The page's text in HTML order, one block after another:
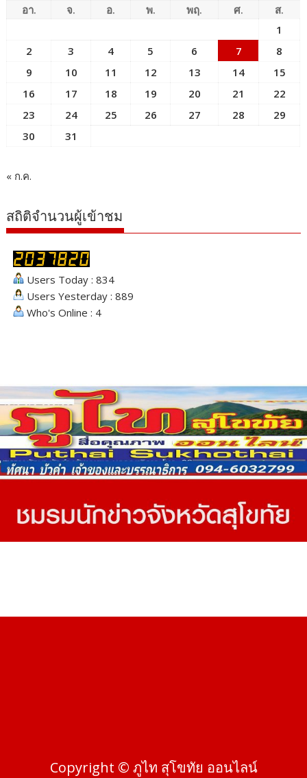
อา. จ. อ. พ. พฤ. ศ.
ส.
1
2
3 4 5 6 7
8
9
10 11 12 13 14
15
16
17 18 19 20 21
22
23
24 25 26 27 28
29
30
31
« ก.ค.
สถิติจำนวนผู้เข้าชม
Users Today : 834
Users Yesterday : 889
Who's Online : 4
Copyright © ภูไท สุโขทัย ออนไลน์